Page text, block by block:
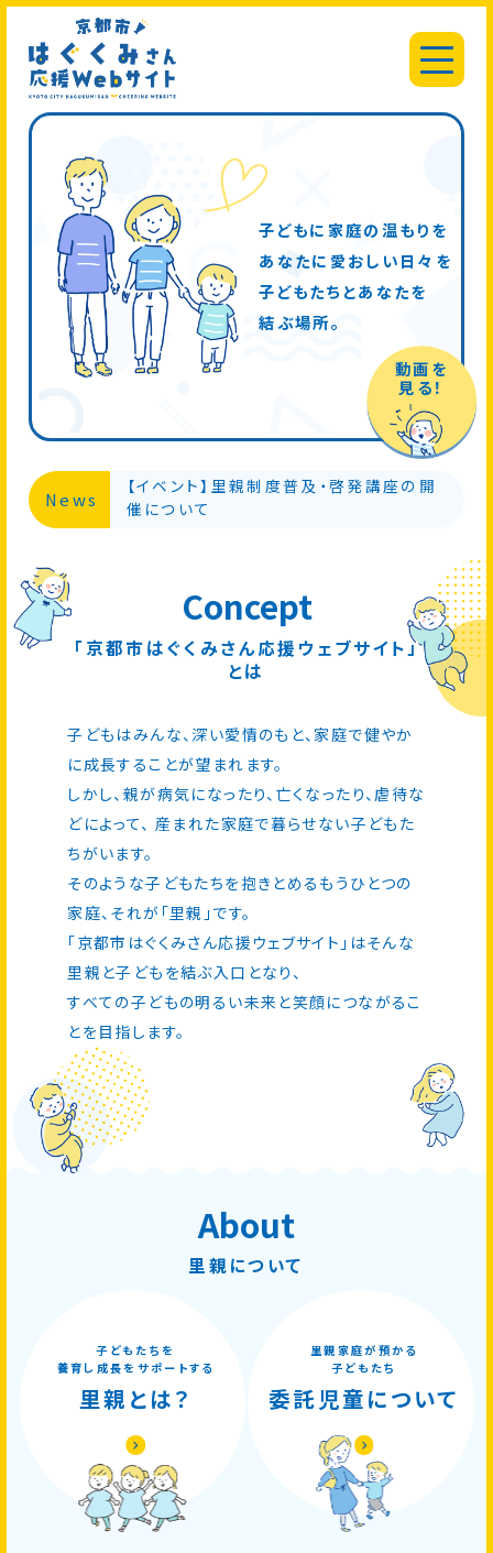
動画を
見る！
子どもに家庭の温もりを
あなたに愛おしい日々を
子どもたちとあなたを
結ぶ場所。
News
【イベント】里親制度普及・啓発講座の開
催について
Concept
「京都市はぐくみさん応援ウェブサイト」
とは
子どもはみんな、深い愛情のもと、家庭で健やか
に成長することが望まれます。
しかし、親が病気になったり、亡くなったり、虐待な
どによって、 産まれた家庭で暮らせない子どもた
ちがいます。
そのような子どもたちを抱きとめるもうひとつの
家庭、それが「里親」です。
「京都市はぐくみさん応援ウェブサイト」はそんな
里親と子どもを結ぶ入口となり、
すべての子どもの明るい未来と笑顔につながるこ
とを目指します。
About
里親について
子どもたちを
養育し成長をサポートする
里親とは？
里親家庭が預かる
子どもたち
委託児童について